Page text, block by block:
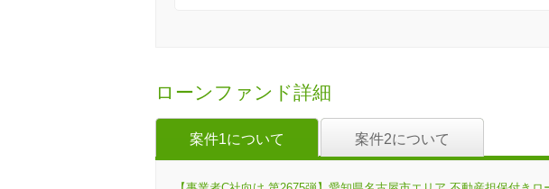
ローンファンド詳細
案件1について 案件2について